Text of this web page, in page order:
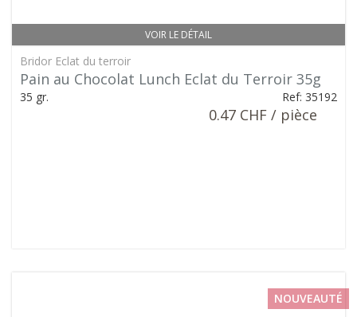
VOIR LE DÉTAIL
Bridor Eclat du terroir
Pain au Chocolat Lunch Eclat du Terroir 35g
35 gr. Ref: 35192
0.47 CHF / pièce
NOUVEAUTÉ